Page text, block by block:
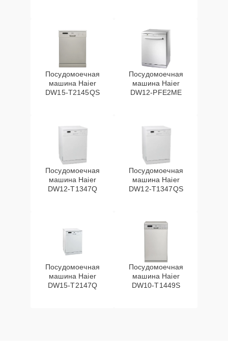
Посудомоечная
машина Haier
DW15-T2145QS
Посудомоечная
машина Haier
DW12-PFE2ME
Посудомоечная
машина Haier
DW12-T1347Q
Посудомоечная
машина Haier
DW12-T1347QS
Посудомоечная
машина Haier
DW15-T2147Q
Посудомоечная
машина Haier
DW10-T1449S